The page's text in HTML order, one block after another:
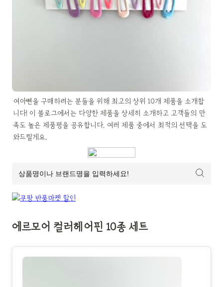
여아삔을 구매하려는 분들을 위해 최고의 상위 10개 제품을 소개합
니다! 이 블로그에서는 다양한 제품을 상세히 소개하고 고객들의 만
족도 높은 제품평을 공유합니다. 여러 제품 중에서 최적의 선택을 도
와드릴게요.
에르모어 컬러헤어핀 10종 세트